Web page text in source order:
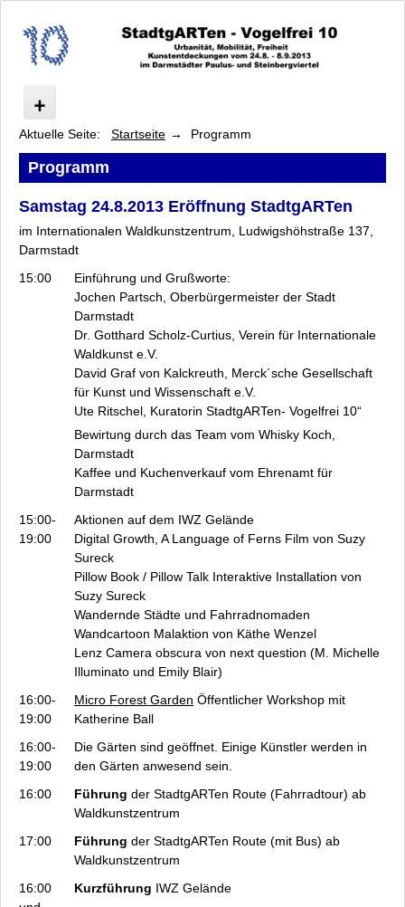
Vogelfrei
Künstler
Programm
ab Freitag, 30.8.2013
Kindertag am 5.9.2013
ab Freitag, 6.9.2013
Micro Forest Garden Workshop
Kulturforum: Urbanität, Mobilität, Freiheit
Kooperationspartner
Vogelfrei 10 - Team
Datenschutz
Impressum
Aktuelle Seite: Startseite Programm
Programm
Samstag 24.8.2013 Eröffnung StadtgARTen
im Internationalen Waldkunstzentrum, Ludwigshöhstraße 137,
Darmstadt
15:00
Einführung und Grußworte:
Jochen Partsch, Oberbürgermeister der Stadt
Darmstadt
Dr. Gotthard Scholz-Curtius, Verein für Internationale
Waldkunst e.V.
David Graf von Kalckreuth, Merck´sche Gesellschaft
für Kunst und Wissenschaft e.V.
Ute Ritschel, Kuratorin StadtgARTen- Vogelfrei 10“
Bewirtung durch das Team vom Whisky Koch,
Darmstadt
Kaffee und Kuchenverkauf vom Ehrenamt für
Darmstadt
15:00-
19:00
Aktionen auf dem IWZ Gelände
Digital Growth, A Language of Ferns Film von Suzy
Sureck
Pillow Book / Pillow Talk Interaktive Installation von
Suzy Sureck
Wandernde Städte und Fahrradnomaden
Wandcartoon Malaktion von Käthe Wenzel
Lenz Camera obscura von next question (M. Michelle
Illuminato und Emily Blair)
16:00-
19:00
Micro Forest Garden Öffentlicher Workshop mit
Katherine Ball
16:00-
19:00
Die Gärten sind geöffnet. Einige Künstler werden in
den Gärten anwesend sein.
16:00
Führung der StadtgARTen Route (Fahrradtour) ab
Waldkunstzentrum
17:00
Führung der StadtgARTen Route (mit Bus) ab
Waldkunstzentrum
16:00
Kurzführung IWZ Gelände